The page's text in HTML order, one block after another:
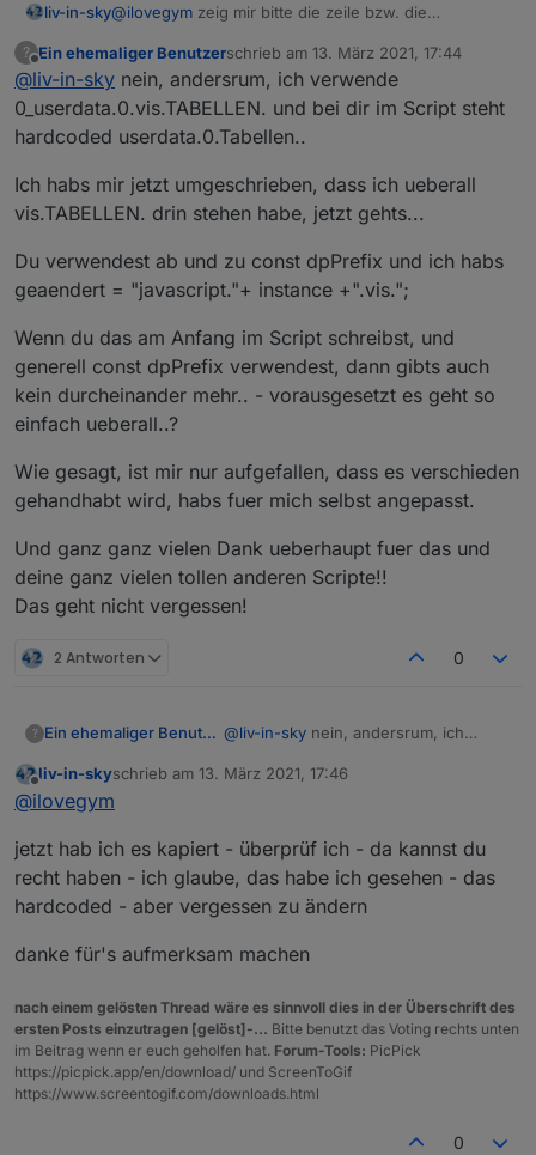
liv-in-sky@ilovegym zeig mir bitte die zeile bzw. die
ich finde kein TABELLEN im´script
wo ist das ?
?
Offline
Ein ehemaliger Benutzerschrieb am 13. März 2021, 17:44
zuletzt editiert von
@liv-in-sky nein, andersrum, ich verwende
0_userdata.0.vis.TABELLEN. und bei dir im Script steht
hardcoded userdata.0.Tabellen..
Ich habs mir jetzt umgeschrieben, dass ich ueberall
vis.TABELLEN. drin stehen habe, jetzt gehts...
Du verwendest ab und zu const dpPrefix und ich habs
geaendert = "javascript."+ instance +".vis.";
Wenn du das am Anfang im Script schreibst, und
generell const dpPrefix verwendest, dann gibts auch
kein durcheinander mehr.. - vorausgesetzt es geht so
einfach ueberall..?
Wie gesagt, ist mir nur aufgefallen, dass es verschieden
gehandhabt wird, habs fuer mich selbst angepasst.
Und ganz ganz vielen Dank ueberhaupt fuer das und
deine ganz vielen tollen anderen Scripte!!
Das geht nicht vergessen!
2 Antworten 0
? Ein ehemaliger Benutzer @liv-in-sky nein, andersrum, ich
und bei dir im Script steht hardcoded
Ich habs mir jetzt umgeschrieben,
dpPrefix und ich habs geaendert =
"javascript."+ instance +".vis.";
Wenn du das am Anfang im Script
schreibst, und generell const dpPrefix
verwendest, dann gibts auch kein
es geht so einfach ueberall..?
Wie gesagt, ist mir nur aufgefallen,
wird, habs fuer mich selbst
Und ganz ganz vielen Dank
vielen tollen anderen Scripte!!
Das geht nicht vergessen!
Offline
liv-in-skyschrieb am 13. März 2021, 17:46
zuletzt editiert von
@ilovegym
jetzt hab ich es kapiert - überprüf ich - da kannst du
recht haben - ich glaube, das habe ich gesehen - das
hardcoded - aber vergessen zu ändern
danke für's aufmerksam machen
nach einem gelösten Thread wäre es sinnvoll dies in der Überschrift des
ersten Posts einzutragen [gelöst]-... Bitte benutzt das Voting rechts unten
im Beitrag wenn er euch geholfen hat. Forum-Tools: PicPick
https://picpick.app/en/download/ und ScreenToGif
https://www.screentogif.com/downloads.html
0